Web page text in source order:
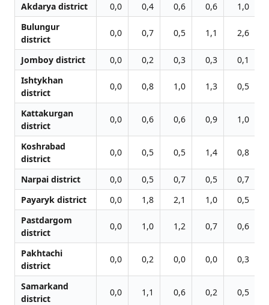
Akdarya district 0,0 0,4 0,6 0,6
1,0
Bulungur
district
0,0 0,7 0,5 1,1 2,6
Jomboy district 0,0 0,2 0,3 0,3
0,1
Ishtykhan
district
0,0 0,8 1,0 1,3 0,5
Kattakurgan
district
0,0 0,6 0,6 0,9 1,0
Koshrabad
district
0,0 0,5 0,5 1,4 0,8
Narpai district 0,0 0,5 0,7 0,5
0,7
Payaryk district
0,0 1,8 2,1 1,0
0,5
Pastdargom
district
0,0 1,0 1,2 0,7 0,6
Pakhtachi
district
0,0 0,2 0,0 0,0 0,3
Samarkand
district
0,0 1,1 0,6 0,2 0,5